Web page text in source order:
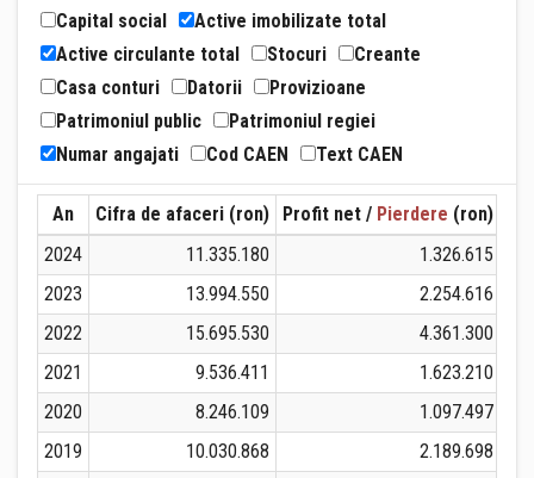
Capital social
Active imobilizate total
Active circulante total
Stocuri
Creante
Casa conturi
Datorii
Provizioane
Patrimoniul public
Patrimoniul regiei
Numar angajati
Cod CAEN Text CAEN
An Cifra de afaceri (ron) Profit net / Pierdere (ron)
2024
11.335.180 1.326.615
2023
13.994.550 2.254.616
2022
15.695.530 4.361.300
2021
9.536.411 1.623.210
2020
8.246.109
1.097.497
2019
10.030.868 2.189.698